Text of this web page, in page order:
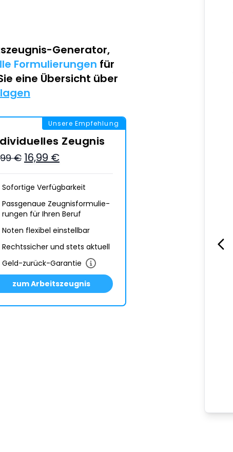
Generator,
Formulierungen für
eine Übersicht über
Unsere Empfehlung
Zeugnis
€ 16,99 €
Sofortige Verfügbarkeit
Passgenaue Zeugnis­formulie­
rungen für Ihren Beruf
Noten flexibel einstellbar
Rechtssicher und stets aktuell
Geld-zurück-Garantie
zum Arbeitszeugnis